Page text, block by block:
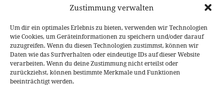
Zustimmung verwalten
Um dir ein optimales Erlebnis zu bieten, verwenden wir Technologien
wie Cookies, um Geräteinformationen zu speichern und/oder darauf
zuzugreifen. Wenn du diesen Technologien zustimmst, können wir
Daten wie das Surfverhalten oder eindeutige IDs auf dieser Website
verarbeiten. Wenn du deine Zustimmung nicht erteilst oder
zurückziehst, können bestimmte Merkmale und Funktionen
beeinträchtigt werden.
Veröffentlicht
am
29. April 2020 Autor
Fabian Meßner Kategorien
Fahrberichte Schlagwörter
Skoda
Skoda Karoq,Video Fahrbericht
Beitragsnavigation